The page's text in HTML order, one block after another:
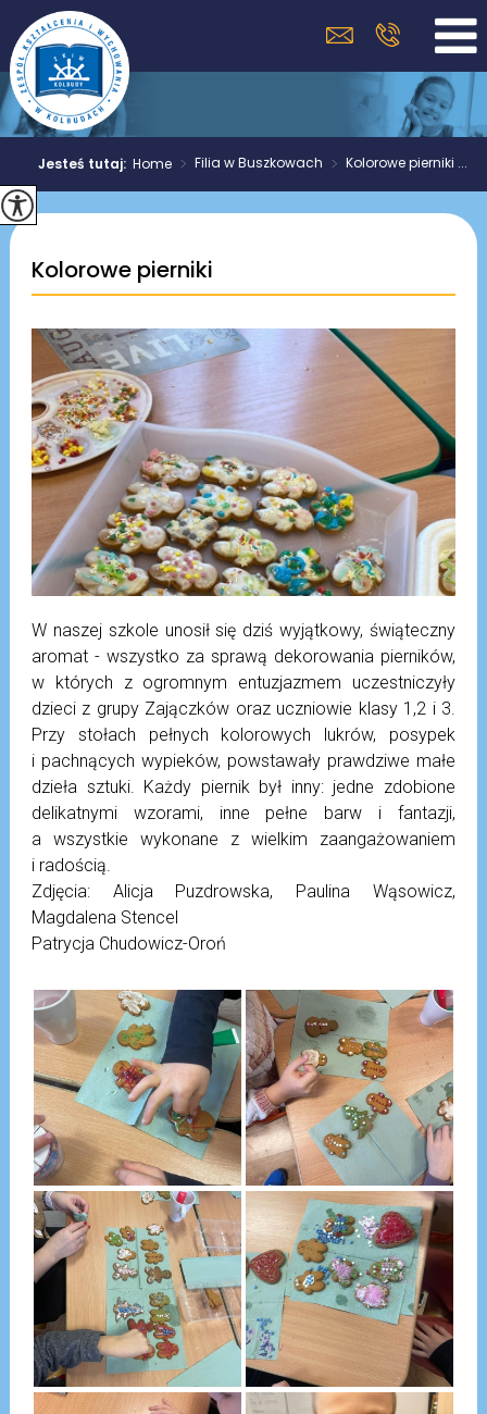
Jesteś tutaj:Home > Filia w Buszkowach > Kolorowe pierniki ...
Kolorowe pierniki
W naszej szkole unosił się dziś wyjątkowy, świąteczny
aromat - wszystko za sprawą dekorowania pierników,
w których z ogromnym entuzjazmem uczestniczyły
dzieci z grupy Zajączków oraz uczniowie klasy 1,2 i 3.
Przy stołach pełnych kolorowych lukrów, posypek
i pachnących wypieków, powstawały prawdziwe małe
dzieła sztuki. Każdy piernik był inny: jedne zdobione
delikatnymi wzorami, inne pełne barw i fantazji,
a wszystkie wykonane z wielkim zaangażowaniem
i radością.
Zdjęcia: Alicja Puzdrowska, Paulina Wąsowicz,
Magdalena Stencel
Patrycja Chudowicz-Oroń